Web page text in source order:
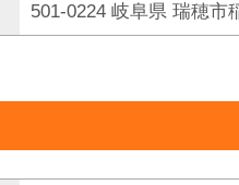
501-0224 岐阜県 瑞穂市